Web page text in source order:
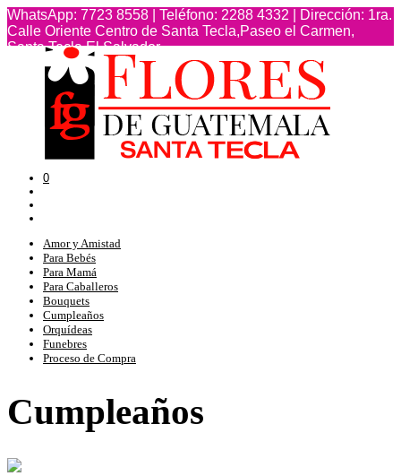
WhatsApp: 7723 8558 | Teléfono: 2288 4332 | Dirección: 1ra.
Calle Oriente Centro de Santa Tecla,Paseo el Carmen,
Santa Tecla,El Salvador
TERMINOS Y CONDICIONES
0
Amor y Amistad
Para Bebés
Para Mamá
Para Caballeros
Bouquets
Cumpleaños
Orquídeas
Funebres
Proceso de Compra
Cumpleaños